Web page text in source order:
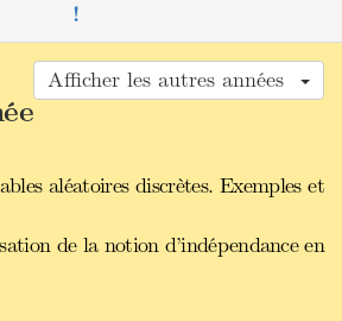
!
Afficher les autres années
aléatoires discrètes. Exemples et
de la notion d’indépendance en